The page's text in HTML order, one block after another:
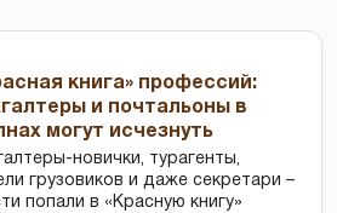
книга» профессий:
и почтальоны в
могут исчезнуть
новички, тур­агенты,
грузовиков и даже секретари –
попали в «Красную книгу»